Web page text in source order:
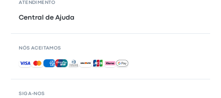
SIGA-NOS
ATENDIMENTO
Central de Ajuda
NÓS ACEITAMOS
Pagamentos aceitos